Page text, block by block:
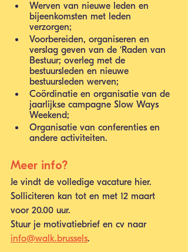
Werven van nieuwe leden en
bijeenkomsten met leden
verzorgen;
Voorbereiden, organiseren en
verslag geven van de ’Raden van
Bestuur; overleg met de
bestuursleden en nieuwe
bestuursleden werven;
Coördinatie en organisatie van de
jaarlijkse campagne Slow Ways
Weekend;
Organisatie van conferenties en
andere activiteiten.
Meer info?
Je vindt de volledige vacature hier.
Solliciteren kan tot en met 12 maart
voor 20.00 uur.
Stuur je motivatiebrief en cv naar
info@walk.brussels.